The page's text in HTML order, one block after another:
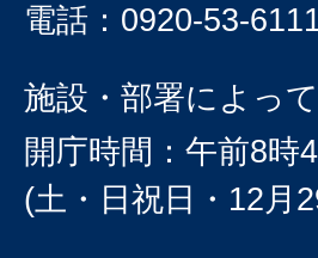
電話：0920-53-
施設・部署によっ
開庁時間：午前8時
(土・日祝日・12月